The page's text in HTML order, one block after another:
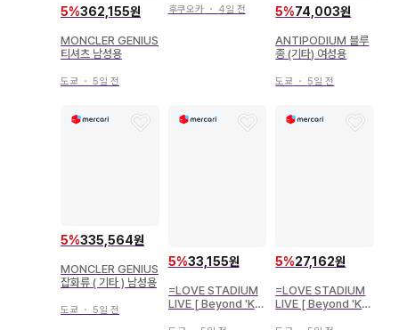
5%362,155원
MONCLER GENIUS
티셔츠 남성용
도쿄 ・ 5일 전
키 비주얼 의상 3종 컴
후쿠오카・ 4일 전 5%74,003원
ANTIPODIUM 블루
종 (기타) 여성용
도쿄 ・5일 전
5%335,564원
MONCLER GENIUS
잡화류 ( 기타 ) 남성용
도쿄 ・ 5일 전
5%33,155원
=LOVE STADIUM
LIVE [ Beyond 'KY
5%27,162원
=LOVE STADIUM
LIVE [ Beyond 'KY